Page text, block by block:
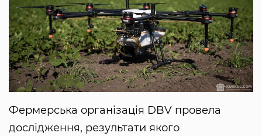
Фермерська організація DBV провела
дослідження, результати якого